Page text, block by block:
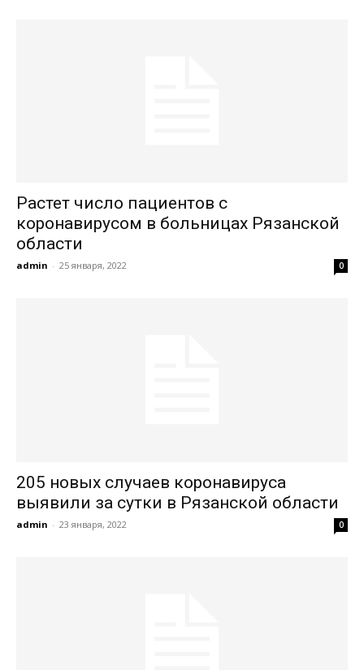
Растет число пациентов с
коронавирусом в больницах Рязанской
области
admin - 25 января, 2022 0
205 новых случаев коронавируса
выявили за сутки в Рязанской области
admin - 23 января, 2022 0